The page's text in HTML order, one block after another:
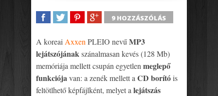
9 HOZZÁSZÓLÁS
A koreai Axxen PLEIO nevűMP3
lejátszójánakszánalmasan kevés (128 Mb)
memóriája mellett csupán egyetlen meglepő
funkciójavan: a zenék mellett a CD borítóis
feltötlhető képfájlként, melyet a lejátszás